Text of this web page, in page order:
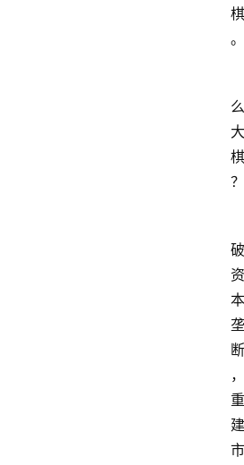
棋
。
么
大
棋
？
破
资
本
垄
断
，
重
建
市